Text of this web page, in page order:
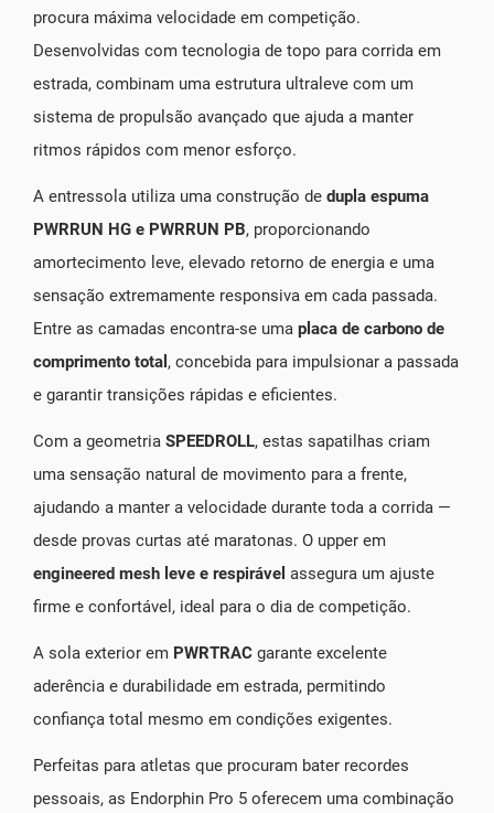
procura máxima velocidade em competição.
Desenvolvidas com tecnologia de topo para corrida em
estrada, combinam uma estrutura ultraleve com um
sistema de propulsão avançado que ajuda a manter
ritmos rápidos com menor esforço.
A entressola utiliza uma construção de dupla espuma
PWRRUN HG e PWRRUN PB, proporcionando
amortecimento leve, elevado retorno de energia e uma
sensação extremamente responsiva em cada passada.
Entre as camadas encontra-se uma placa de carbono de
comprimento total , concebida para impulsionar a passada
e garantir transições rápidas e eficientes.
Com a geometria SPEEDROLL, estas sapatilhas criam
uma sensação natural de movimento para a frente,
ajudando a manter a velocidade durante toda a corrida —
desde provas curtas até maratonas. O upper em
engineered mesh leve e respirável assegura um ajuste
firme e confortável, ideal para o dia de competição.
A sola exterior em PWRTRAC garante excelente
aderência e durabilidade em estrada, permitindo
confiança total mesmo em condições exigentes.
Perfeitas para atletas que procuram bater recordes
pessoais, as Endorphin Pro 5 oferecem uma combinação